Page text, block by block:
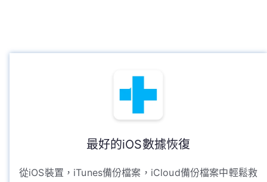
最好的iOS數據恢復
從iOS裝置，iTunes備份檔案，iCloud備份檔案中輕鬆救